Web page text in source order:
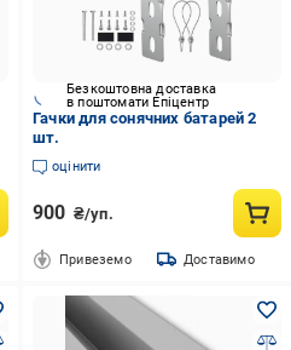
Безкоштовна доставка
в поштомати Епіцентр
Гачки для сонячних батарей 2
шт.
оцінити
900 ₴/уп.
Привеземо Доставимо